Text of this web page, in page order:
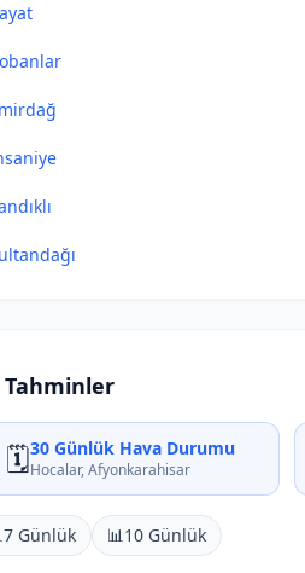
🗓️30 Günlük Hava Durumu
Hocalar, Afyonkarahisar
7 Günlük 📊10 Günlük